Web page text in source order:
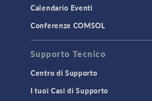
Calendario Eventi
Conferenze COMSOL
Supporto Tecnico
Centro di Supporto
I tuoi Casi di Supporto